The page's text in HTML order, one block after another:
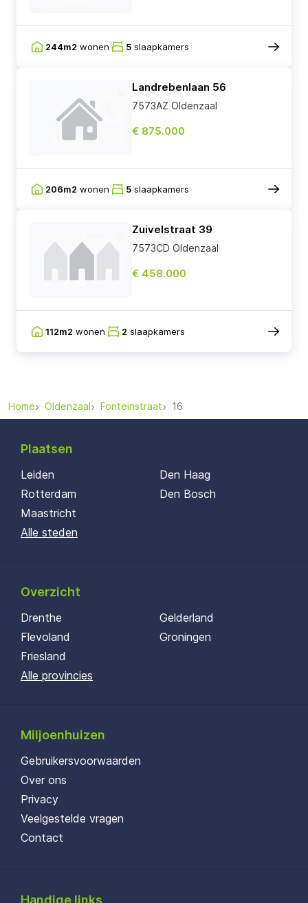
244m2 wonen 5 slaapkamers
Landrebenlaan 56
7573AZ Oldenzaal
€ 875.000
206m2 wonen 5 slaapkamers
Zuivelstraat 39
7573CD Oldenzaal
€ 458.000
112m2 wonen 2 slaapkamers
Home Oldenzaal Fonteinstraat 16
Plaatsen
Leiden
Rotterdam
Maastricht
Den Haag
Den Bosch
Alle steden
Overzicht
Drenthe
Flevoland
Friesland
Gelderland
Groningen
Alle provincies
Miljoenhuizen
Gebruikersvoorwaarden
Over ons
Privacy
Veelgestelde vragen
Contact